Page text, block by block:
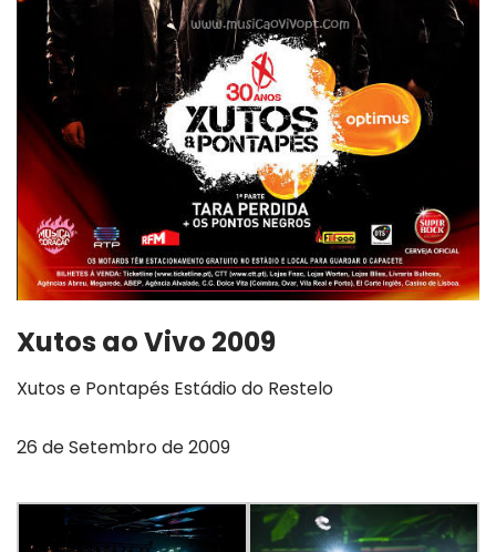
Xutos ao Vivo 2009
Xutos e Pontapés Estádio do Restelo
26 de Setembro de 2009